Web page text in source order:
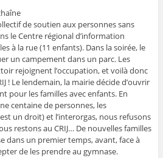
de soutien aux personnes sans
le Centre régional d’information
à la rue (11 enfants). Dans la soirée, le
un campement dans un parc. Les
rejoignent l’occupation, et voilà donc
! Le lendemain, la mairie décide d’ouvrir
pour les familles avec enfants. En
centaine de personnes, les
un droit) et l’interorgas, nous refusons
restons au CRIJ… De nouvelles familles
dans un premier temps, avant, face à
de les prendre au gymnase.